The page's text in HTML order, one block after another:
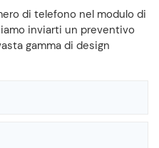
di telefono nel modulo di
inviarti un preventivo
gamma di design